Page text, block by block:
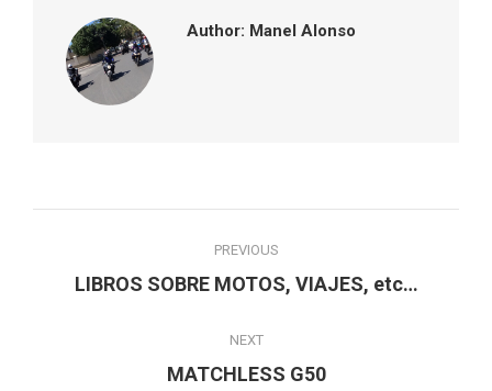
Author: Manel Alonso
navigation
PREVIOUS
Previous
LIBROS SOBRE MOTOS, VIAJES, etc…
NEXT
Next
MATCHLESS G50